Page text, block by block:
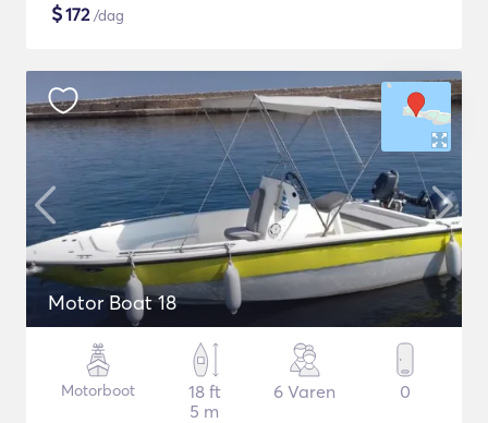
$172/dag
Motor Boat 18
Motorboot
18 ft
5 m
6 Varen 0